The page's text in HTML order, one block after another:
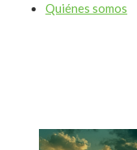
Quiénes somos